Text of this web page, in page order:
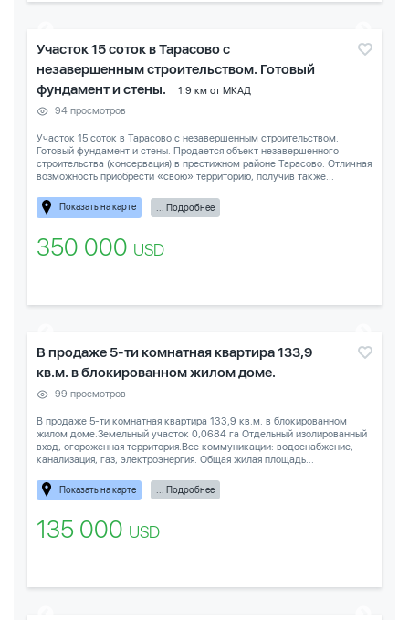
Участок 15 соток в Тарасово с
незавершенным строительством. Готовый
фундамент и стены.
1.9 км от МКАД
94 просмотров
Участок 15 соток в Тарасово с незавершенным строительством.
Готовый фундамент и стены. Продается объект незавершенного
строительства (консервация) в престижном районе Тарасово. Отличная
возможность приобрести «свою» территорию, получив также...
Показать на карте ... Подробнее
350 000 USD
В продаже 5-ти комнатная квартира 133,9
кв.м. в блокированном жилом доме.
99 просмотров
В продаже 5-ти комнатная квартира 133,9 кв.м. в блокированном
жилом доме.Земельный участок 0,0684 га Отдельный изолированный
вход, огороженная территория.Все коммуникации: водоснабжение,
канализация, газ, электроэнергия. Общая жилая площадь...
Показать на карте ... Подробнее
135 000 USD